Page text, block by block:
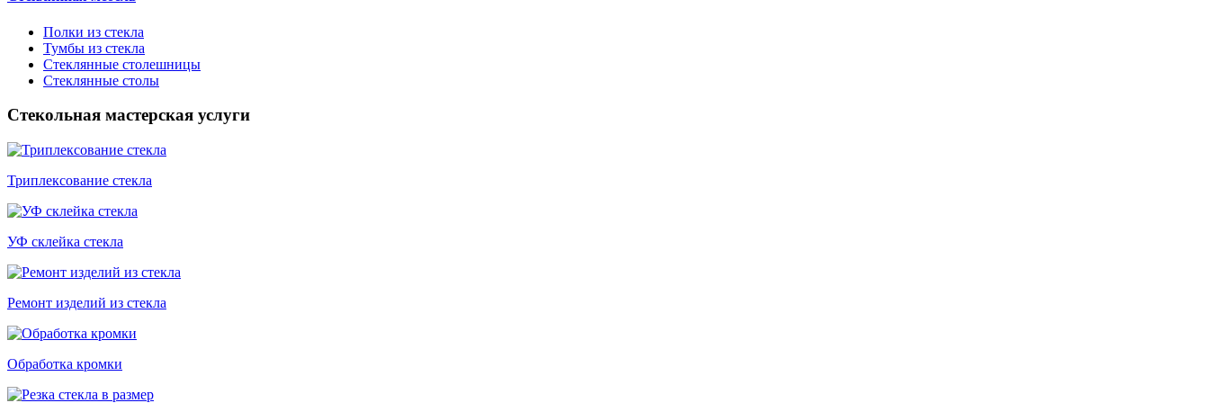
Полки из стекла
Тумбы из стекла
Стеклянные столешницы
Стеклянные столы
Стекольная мастерская услуги
Триплексование стекла
УФ склейка стекла
Ремонт изделий из стекла
Обработка кромки